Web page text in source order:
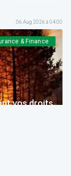
06 Aug 2026 à 04:00
& Finance
vos droits